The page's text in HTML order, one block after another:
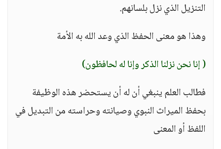
التنزيل الذي نزل بلسانهم.
وهذا هو معنى الحفظ الذي وعد الله به الأمة
( إنا نحن نزلنا الذكر وإنا له لحافظون)
فطالب العلم ينبغي أن له أن يستحضر هذه الوظيفة
بحفظ الميراث النبوي وصيانته وحراسته من التبديل في
اللفظ أو المعنى